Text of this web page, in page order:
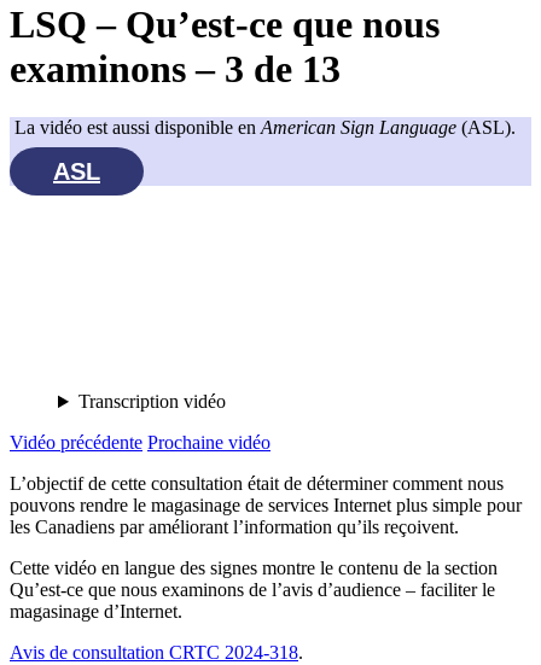
LSQ – Qu’est-ce que nous
examinons – 3 de 13
La vidéo est aussi disponible en American Sign Language (ASL).
ASL
Transcription vidéo
Vidéo précédente Prochaine vidéo
L’objectif de cette consultation était de déterminer comment nous
pouvons rendre le magasinage de services Internet plus simple pour
les Canadiens par améliorant l’information qu’ils reçoivent.
Cette vidéo en langue des signes montre le contenu de la section
Qu’est-ce que nous examinons de l’avis d’audience – faciliter le
magasinage d’Internet.
Avis de consultation CRTC 2024-318.